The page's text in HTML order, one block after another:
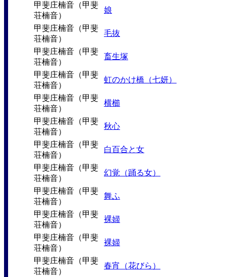
甲斐庄楠音（甲斐
荘楠音）
娘
甲斐庄楠音（甲斐
荘楠音）
毛抜
甲斐庄楠音（甲斐
荘楠音）
畜生塚
甲斐庄楠音（甲斐
荘楠音）
虹のかけ橋（七妍）
甲斐庄楠音（甲斐
荘楠音）
横櫛
甲斐庄楠音（甲斐
荘楠音）
秋心
甲斐庄楠音（甲斐
荘楠音）
白百合と女
甲斐庄楠音（甲斐
荘楠音）
幻覚（踊る女）
甲斐庄楠音（甲斐
荘楠音）
舞ふ
甲斐庄楠音（甲斐
荘楠音）
裸婦
甲斐庄楠音（甲斐
荘楠音）
裸婦
甲斐庄楠音（甲斐
荘楠音）
春宵（花びら）